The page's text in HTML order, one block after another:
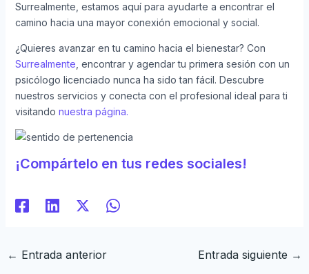
Surrealmente, estamos aquí para ayudarte a encontrar el
camino hacia una mayor conexión emocional y social.
¿Quieres avanzar en tu camino hacia el bienestar? Con
Surrealmente , encontrar y agendar tu primera sesión con un
psicólogo licenciado nunca ha sido tan fácil. Descubre
nuestros servicios y conecta con el profesional ideal para ti
visitando nuestra página.
¡Compártelo en tus redes sociales!
← Entrada anterior Entrada siguiente →